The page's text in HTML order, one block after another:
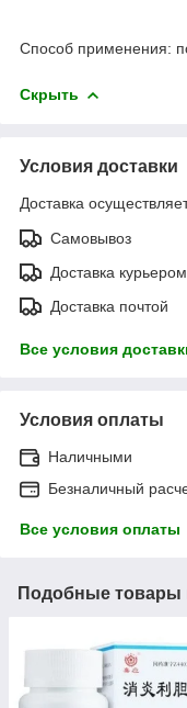
Способ применения:
Скрыть
Условия доставки
Доставка
Самовывоз
Доставка курьером
Доставка почтой
Все условия
Условия оплаты
Наличными
Безналичный
Все условия оплаты
Подобные товары